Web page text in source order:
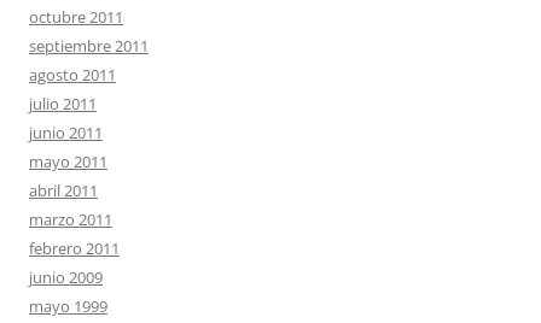
octubre 2011
septiembre 2011
agosto 2011
julio 2011
junio 2011
mayo 2011
abril 2011
marzo 2011
febrero 2011
junio 2009
mayo 1999